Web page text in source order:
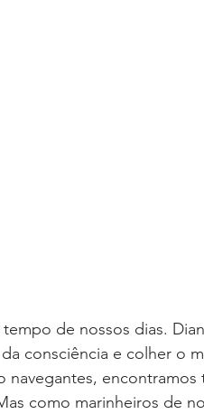
de nossos dias.
consciência e colher o
navegantes,
como marinheiros de